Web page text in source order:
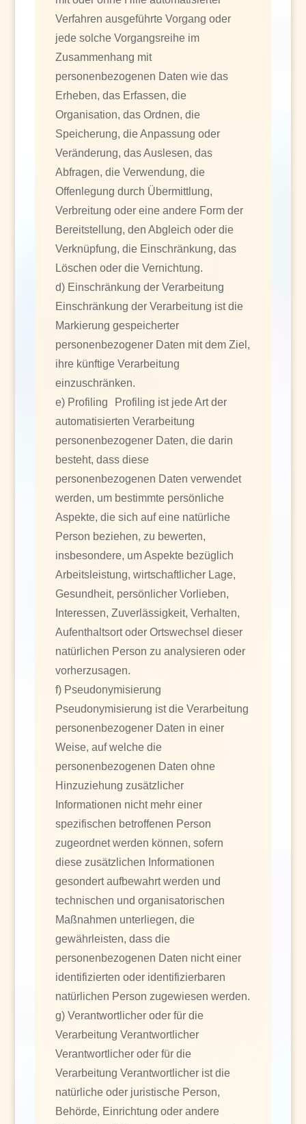
Verfahren ausgeführte Vorgang oder
jede solche Vorgangsreihe im
Zusammenhang mit
personenbezogenen Daten wie das
Erheben, das Erfassen, die
Organisation, das Ordnen, die
Speicherung, die Anpassung oder
Veränderung, das Auslesen, das
Abfragen, die Verwendung, die
Offenlegung durch Übermittlung,
Verbreitung oder eine andere Form der
Bereitstellung, den Abgleich oder die
Verknüpfung, die Einschränkung, das
Löschen oder die Vernichtung.
d) Einschränkung der Verarbeitung
Einschränkung der Verarbeitung ist die
Markierung gespeicherter
personenbezogener Daten mit dem Ziel,
ihre künftige Verarbeitung
einzuschränken.
e) Profiling Profiling ist jede Art der
automatisierten Verarbeitung
personenbezogener Daten, die darin
besteht, dass diese
personenbezogenen Daten verwendet
werden, um bestimmte persönliche
Aspekte, die sich auf eine natürliche
Person beziehen, zu bewerten,
insbesondere, um Aspekte bezüglich
Arbeitsleistung, wirtschaftlicher Lage,
Gesundheit, persönlicher Vorlieben,
Interessen, Zuverlässigkeit, Verhalten,
Aufenthaltsort oder Ortswechsel dieser
natürlichen Person zu analysieren oder
vorherzusagen.
f) Pseudonymisierung
Pseudonymisierung ist die Verarbeitung
personenbezogener Daten in einer
Weise, auf welche die
personenbezogenen Daten ohne
Hinzuziehung zusätzlicher
Informationen nicht mehr einer
spezifischen betroffenen Person
zugeordnet werden können, sofern
diese zusätzlichen Informationen
gesondert aufbewahrt werden und
technischen und organisatorischen
Maßnahmen unterliegen, die
gewährleisten, dass die
personenbezogenen Daten nicht einer
identifizierten oder identifizierbaren
natürlichen Person zugewiesen werden.
g) Verantwortlicher oder für die
Verarbeitung Verantwortlicher
Verantwortlicher oder für die
Verarbeitung Verantwortlicher ist die
natürliche oder juristische Person,
Behörde, Einrichtung oder andere